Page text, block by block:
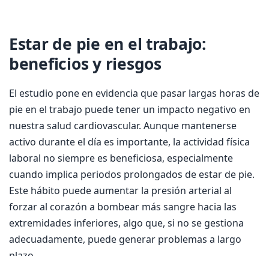
Estar de pie en el trabajo:
beneficios y riesgos
El estudio pone en evidencia que pasar largas horas de
pie en el trabajo puede tener un impacto negativo en
nuestra salud cardiovascular. Aunque mantenerse
activo durante el día es importante, la actividad física
laboral no siempre es beneficiosa, especialmente
cuando implica periodos prolongados de estar de pie.
Este hábito puede aumentar la presión arterial al
forzar al corazón a bombear más sangre hacia las
extremidades inferiores, algo que, si no se gestiona
adecuadamente, puede generar problemas a largo